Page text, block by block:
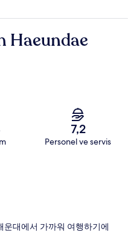
Haeundae
7,2
Personel ve servis
대에서 가까워 여행하기에